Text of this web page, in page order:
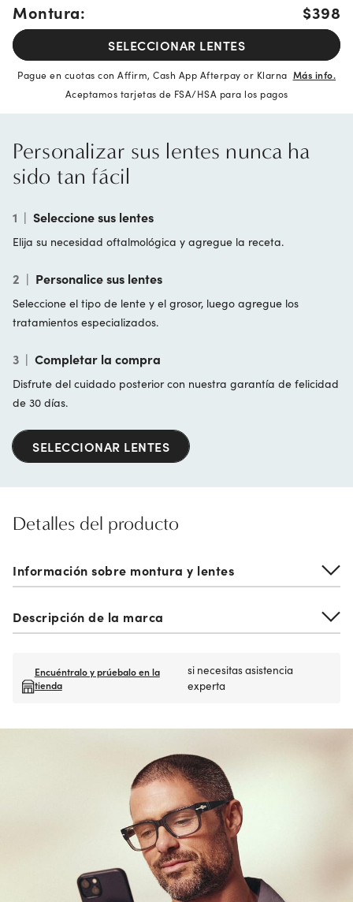
Montura: $398
SELECCIONAR LENTES
Pague en cuotas con Affirm, Cash App Afterpay or Klarna Más info.
Aceptamos tarjetas de FSA/HSA para los pagos
Personalizar sus lentes nunca ha
sido tan fácil
1 | Seleccione sus lentes
Elija su necesidad oftalmológica y agregue la receta.
2 | Personalice sus lentes
Seleccione el tipo de lente y el grosor, luego agregue los
tratamientos especializados.
3 | Completar la compra
Disfrute del cuidado posterior con nuestra garantía de felicidad
de 30 días.
SELECCIONAR LENTES
Detalles del producto
Información sobre montura y lentes
Descripción de la marca
Encuéntralo y prúebalo en la
tienda
si necesitas asistencia
experta